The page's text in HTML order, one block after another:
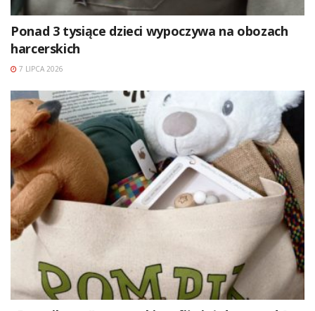
Ponad 3 tysiące dzieci wypoczywa na obozach
harcerskich
7 LIPCA 2026